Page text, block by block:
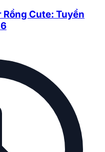
Cute: Tuyển